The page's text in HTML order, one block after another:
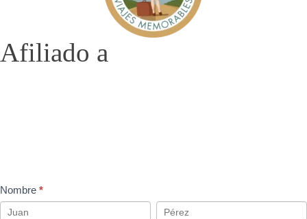
Afiliado a
Footer
Nombre *
Nombre
Apellidos